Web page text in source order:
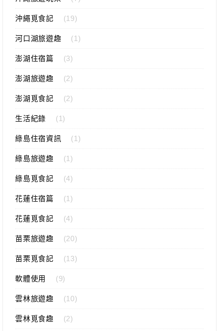
沖繩覓食記 (19)
河口湖旅遊趣 (1)
澎湖住宿篇 (3)
澎湖旅遊趣 (2)
澎湖覓食記 (2)
生活紀錄 (1)
綠島住宿資訊 (1)
綠島旅遊趣 (1)
綠島覓食記 (4)
花蓮住宿篇 (1)
花蓮覓食記 (4)
苗栗旅遊趣 (20)
苗栗覓食記 (13)
軟體使用 (9)
雲林旅遊趣 (10)
雲林覓食趣 (2)